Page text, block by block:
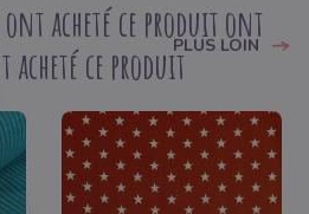
ont acheté ce produit ont
acheté ce produitPLUS LOIN